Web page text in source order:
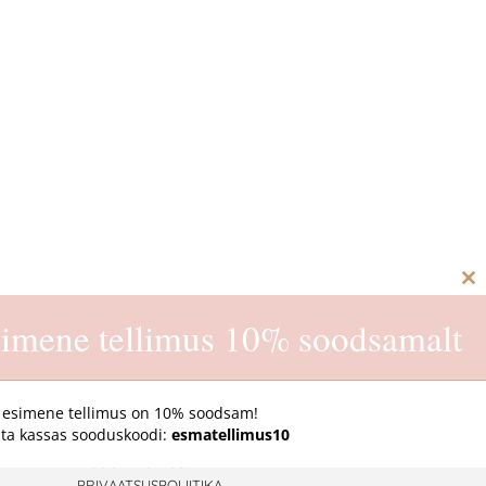
E-pood
tellimus 10% soodsamalt
tellimus on 10% soodsam!
kassas sooduskoodi: esmatellimus10